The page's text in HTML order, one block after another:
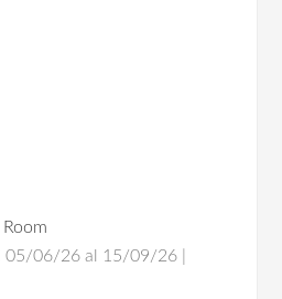
06/26 al 15/09/26 |